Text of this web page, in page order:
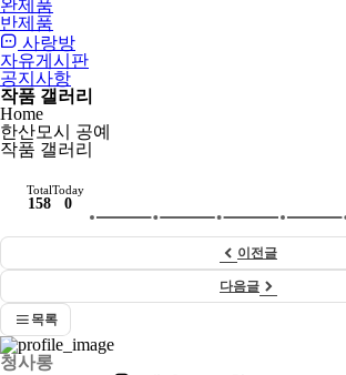
완제품
반제품
사랑방
자유게시판
공지사항
작품 갤러리
Home
한산모시 공예
작품 갤러리
Total
158
Today
0
이전글
다음글
목록
청사롱